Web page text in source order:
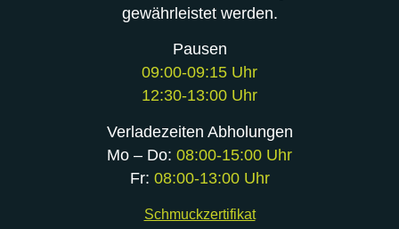
gewährleistet werden.
Pausen
09:00-09:15 Uhr
12:30-13:00 Uhr
Verladezeiten Abholungen
Mo – Do: 08:00-15:00 Uhr
Fr: 08:00-13:00 Uhr
Schmuckzertifikat